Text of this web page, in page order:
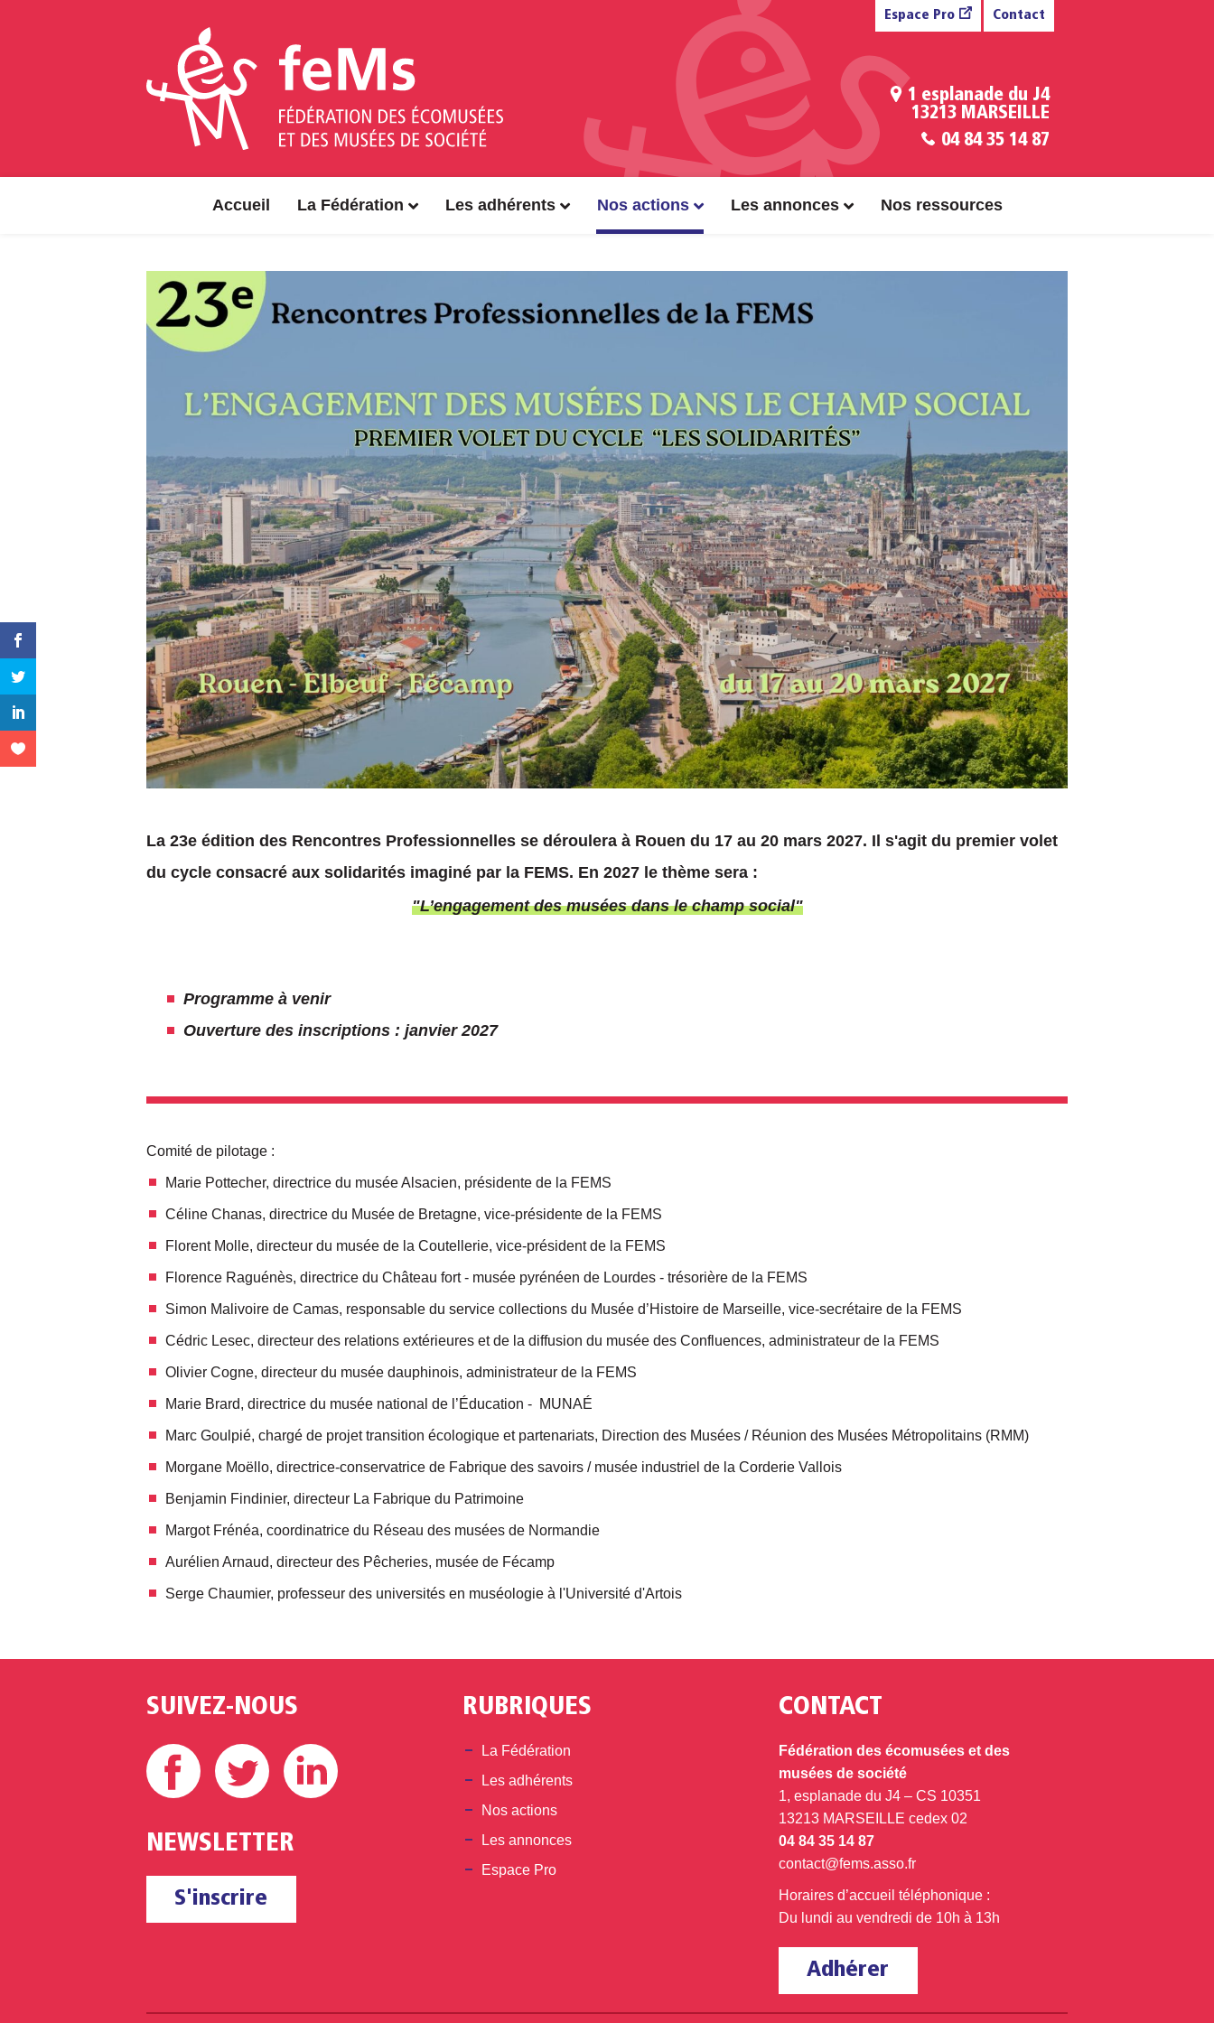
Espace Pro Contact
1 esplanade du J4
13213 MARSEILLE
04 84 35 14 87
Accueil La Fédération Les adhérents Nos actions Les annonces Nos ressources
La 23e édition des Rencontres Professionnelles se déroulera à Rouen du 17 au 20 mars 2027. Il s'agit du premier volet
du cycle consacré aux solidarités imaginé par la FEMS. En 2027 le thème sera :
"L’engagement des musées dans le champ social"
Programme à venir
Ouverture des inscriptions : janvier 2027
Comité de pilotage :
Marie Pottecher, directrice du musée Alsacien, présidente de la FEMS
Céline Chanas, directrice du Musée de Bretagne, vice-présidente de la FEMS
Florent Molle, directeur du musée de la Coutellerie, vice-président de la FEMS
Florence Raguénès, directrice du Château fort - musée pyrénéen de Lourdes - trésorière de la FEMS
Simon Malivoire de Camas, responsable du service collections du Musée d’Histoire de Marseille, vice-secrétaire de la FEMS
Cédric Lesec, directeur des relations extérieures et de la diffusion du musée des Confluences, administrateur de la FEMS
Olivier Cogne, directeur du musée dauphinois, administrateur de la FEMS
Marie Brard, directrice du musée national de l’Éducation - MUNAÉ
Marc Goulpié, chargé de projet transition écologique et partenariats, Direction des Musées / Réunion des Musées Métropolitains (RMM)
Morgane Moëllo, directrice-conservatrice de Fabrique des savoirs / musée industriel de la Corderie Vallois
Benjamin Findinier, directeur La Fabrique du Patrimoine
Margot Frénéa, coordinatrice du Réseau des musées de Normandie
Aurélien Arnaud, directeur des Pêcheries, musée de Fécamp
Serge Chaumier, professeur des universités en muséologie à l'Université d'Artois
SUIVEZ-NOUS
Facebook Twitter
NEWSLETTER
S'inscrire
RUBRIQUES
La Fédération
Les adhérents
Nos actions
Les annonces
Espace Pro
CONTACT
Fédération des écomusées et des
musées de société
1, esplanade du J4 – CS 10351
13213 MARSEILLE cedex 02
04 84 35 14 87
contact@fems.asso.fr
Horaires d’accueil téléphonique :
Du lundi au vendredi de 10h à 13h
Adhérer